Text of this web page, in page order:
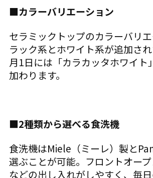
■カラーバリエーション
セラミックトップのカラーバリ
ラック系とホワイト系が追加さ
月1日には「カラカッタホワイト
加わります。
■2種類から選べる食洗機
食洗機はMiele（ミーレ）製と
選ぶことが可能。フロントオー
などの出し入れがしやすく、毎